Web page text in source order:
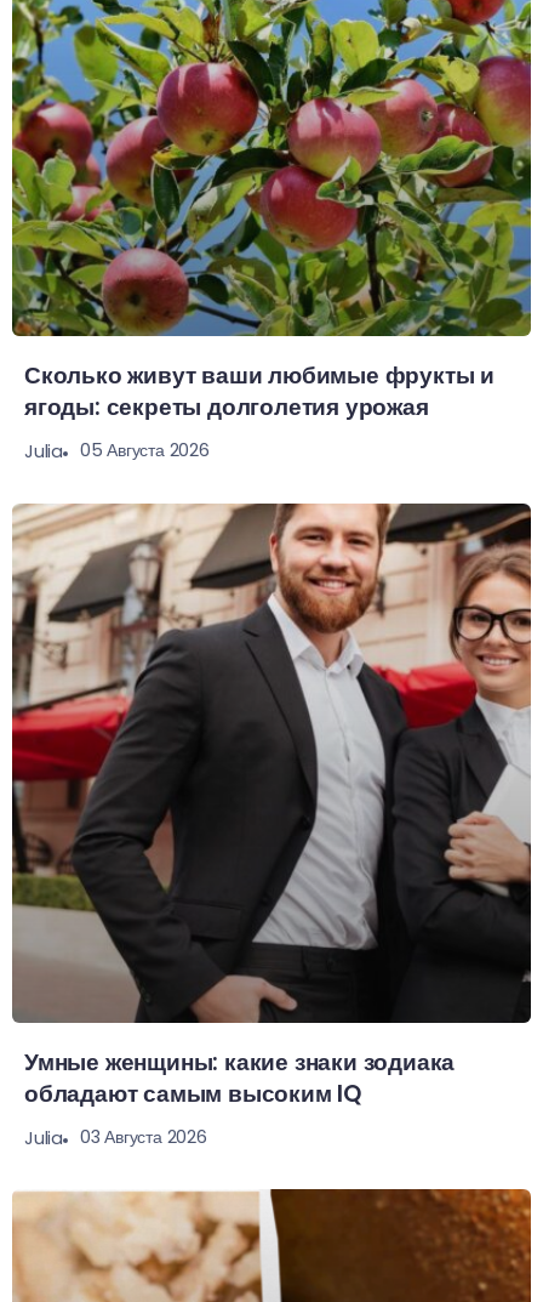
Сколько живут ваши любимые фрукты и
ягоды: секреты долголетия урожая
Julia 05 Августа 2026
Умные женщины: какие знаки зодиака
обладают самым высоким IQ
Julia 03 Августа 2026